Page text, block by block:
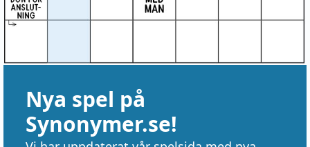
Nya spel på
Synonymer.se!